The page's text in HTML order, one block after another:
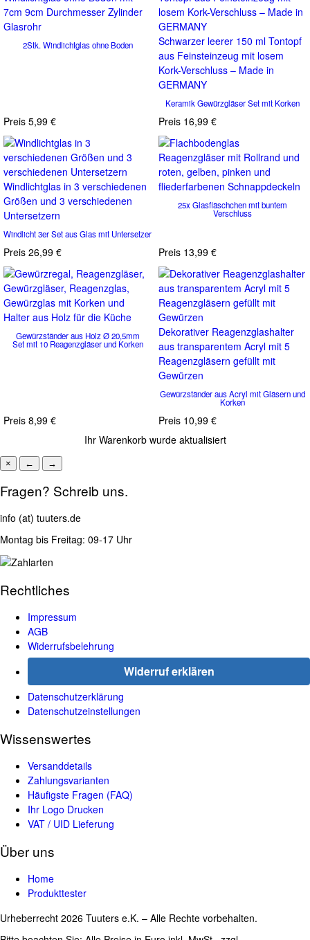
2Stk. Windlichtglas ohne Boden
Preis 5,99 €
Schwarzer leerer 150 ml Tontopf
aus Feinsteinzeug mit losem
Kork-Verschluss – Made in
GERMANY
Keramik Gewürzgläser Set mit Korken
Preis 16,99 €
Windlichtglas in 3 verschiedenen
Größen und 3 verschiedenen
Untersetzern
Windlicht 3er Set aus Glas mit Untersetzer
Preis 26,99 €
25x Glasfläschchen mit buntem
Verschluss
Preis 13,99 €
Gewürzständer aus Holz Ø 20,5mm
Set mit 10 Reagenzgläser und Korken
Preis 8,99 €
Dekorativer Reagenzglashalter
aus transparentem Acryl mit 5
Reagenzgläsern gefüllt mit
Gewürzen
Gewürzständer aus Acryl mit Gläsern und
Korken
Preis 10,99 €
Ihr Warenkorb wurde aktualisiert
× ← →
Fragen? Schreib uns.
info (at) tuuters.de
Montag bis Freitag: 09-17 Uhr
Rechtliches
Impressum
AGB
Widerrufsbelehrung
Widerruf erklären
Datenschutzerklärung
Datenschutzeinstellungen
Wissenswertes
Versanddetails
Zahlungsvarianten
Häufigste Fragen (FAQ)
Ihr Logo Drucken
VAT / UID Lieferung
Über uns
Home
Produkttester
Urheberrecht 2026 Tuuters e.K. – Alle Rechte vorbehalten.